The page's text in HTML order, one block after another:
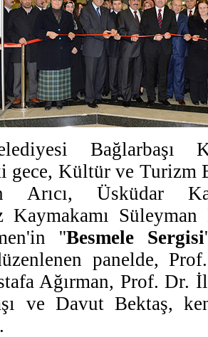
gece, Kültür ve Turizm
Arıcı, Üsküdar
Kaymakamı
''Besmele Sergisi
panelde,
Ağırman, Prof. Dr.
ve Davut Bektaş,